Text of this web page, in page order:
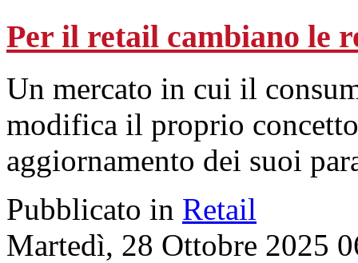
Per il retail cambiano le
Un mercato in cui il
modifica il proprio
aggiornamento dei suoi
Pubblicato in Retail
Martedì, 28 Ottobre 2025